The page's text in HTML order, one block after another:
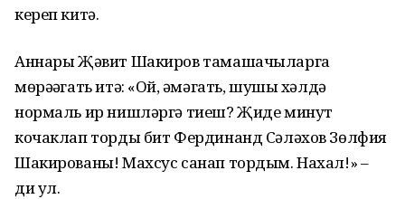
кереп китә.
Аннары Җәвит Шакиров тамашачыларга
мөрәҗәгать итә: «Ой, җәмәгать, шушы хәлдә
нормаль ир нишләргә тиеш? Җиде минут
кочаклап торды бит Фердинанд Сәләхов Зөлфия
Шакированы! Махсус санап тордым. Нахал!» –
ди ул.